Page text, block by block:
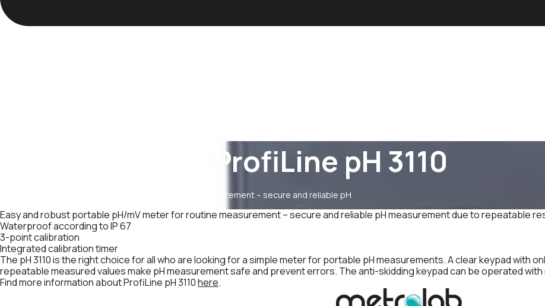
Portable meter ProfiLine pH 3110
Easy and robust portable pH/mV meter for routine measurement – secure and reliable pH
Easy and robust portable pH/mV meter for routine measurement – secure and reliable pH measurement due to repeatable
Waterproof according to IP 67
3-point calibration
Integrated calibration timer
The pH 3110 is the right choice for all who are looking for a simple meter for portable pH measurements. A clear keypad with
repeatable measured values make pH measurement safe and prevent errors. The anti-skidding keypad can be operated
Find more information about ProfiLine pH 3110here.